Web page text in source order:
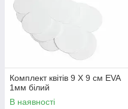
Комплект квітів 9 Х 9 см EVA
1мм білий
В наявності